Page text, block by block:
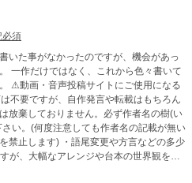
必須
いた事がなかったのですが、機会があっ
一作だけではなく、これから色々書いて
る
不要ですが、自作発言や転載はもちろん
放棄しておりません。必ず作者名の樹(い
い。(何度注意しても作者名の記載が無い
禁止します) ・語尾変更や方言などの多少
が、大幅なアレンジや台本の世界観をぶ
ジやエフェクトなどはご遠慮願います。